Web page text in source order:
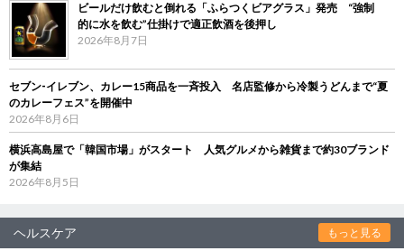
ビールだけ飲むと倒れる「ふらつくビアグラス」発売 “強制
的に水を飲む”仕掛けで適正飲酒を後押し
2026年8月7日
セブン‐イレブン、カレー15商品を一斉投入 名店監修から冷製うどんまで“夏
のカレーフェス”を開催中
2026年8月6日
横浜高島屋で「韓国市場」がスタート 人気グルメから雑貨まで約30ブランド
が集結
2026年8月5日
ヘルスケア もっと見る